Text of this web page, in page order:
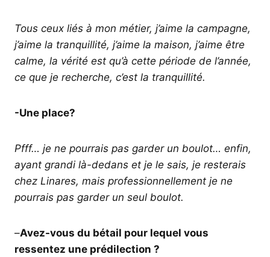
Tous ceux liés à mon métier, j’aime la campagne,
j’aime la tranquillité, j’aime la maison, j’aime être
calme, la vérité est qu’à cette période de l’année,
ce que je recherche, c’est la tranquillité.
-Une place?
Pfff… je ne pourrais pas garder un boulot… enfin,
ayant grandi là-dedans et je le sais, je resterais
chez Linares, mais professionnellement je ne
pourrais pas garder un seul boulot.
–Avez-vous du bétail pour lequel vous
ressentez une prédilection ?